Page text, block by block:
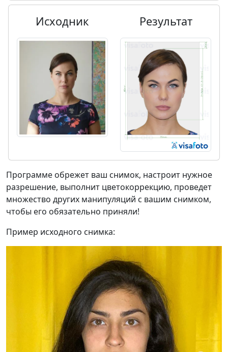
Исходник Результат
Программе обрежет ваш снимок, настроит нужное
разрешение, выполнит цветокоррекцию, проведет
множество других манипуляций с вашим снимком,
чтобы его обязательно приняли!
Пример исходного снимка: